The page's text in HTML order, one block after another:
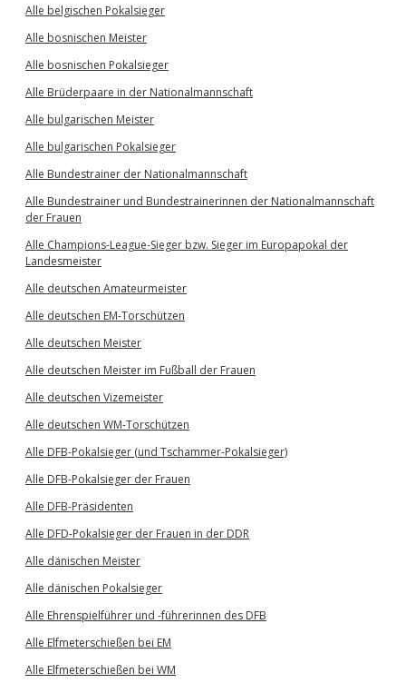
Alle belgischen Pokalsieger
Alle bosnischen Meister
Alle bosnischen Pokalsieger
Alle Brüderpaare in der Nationalmannschaft
Alle bulgarischen Meister
Alle bulgarischen Pokalsieger
Alle Bundestrainer der Nationalmannschaft
Alle Bundestrainer und Bundestrainerinnen der Nationalmannschaft
der Frauen
Alle Champions-League-Sieger bzw. Sieger im Europapokal der
Landesmeister
Alle deutschen Amateurmeister
Alle deutschen EM-Torschützen
Alle deutschen Meister
Alle deutschen Meister im Fußball der Frauen
Alle deutschen Vizemeister
Alle deutschen WM-Torschützen
Alle DFB-Pokalsieger (und Tschammer-Pokalsieger)
Alle DFB-Pokalsieger der Frauen
Alle DFB-Präsidenten
Alle DFD-Pokalsieger der Frauen in der DDR
Alle dänischen Meister
Alle dänischen Pokalsieger
Alle Ehrenspielführer und -führerinnen des DFB
Alle Elfmeterschießen bei EM
Alle Elfmeterschießen bei WM